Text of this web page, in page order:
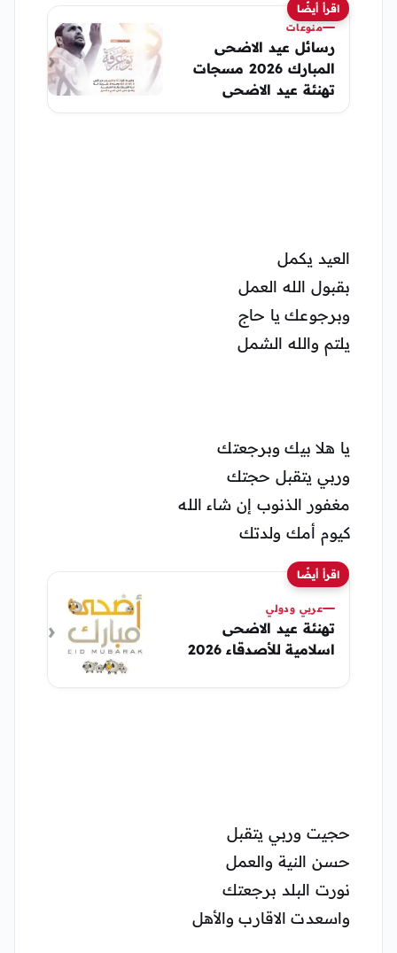
اقرأ أيضًا
منوعات
رسائل عيد الاضحى
المبارك 2026 مسجات
تهنئة عيد الاضحى
اسلامية للاصدقاء 2026
العيد يكمل
بقبول الله العمل
وبرجوعك يا حاج
يلتم والله الشمل
يا هلا بيك وبرجعتك
وربي يتقبل حجتك
مغفور الذنوب إن شاء الله
كيوم أمك ولدتك
اقرأ أيضًا
عربي ودولي
تهنئة عيد الاضحى
اسلامية للأصدقاء 2026
حجيت وربي يتقبل
حسن النية والعمل
نورت البلد برجعتك
واسعدت الاقارب والأهل